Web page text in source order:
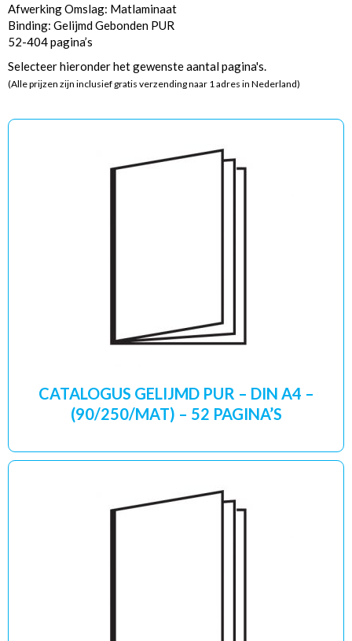
Afwerking Omslag: Matlaminaat
Binding: Gelijmd Gebonden PUR
52-404 pagina’s
Selecteer hieronder het gewenste aantal pagina's.
(Alle prijzen zijn inclusief gratis verzending naar 1 adres in Nederland)
CATALOGUS GELIJMD PUR – DIN A4 –
(90/250/MAT) – 52 PAGINA’S